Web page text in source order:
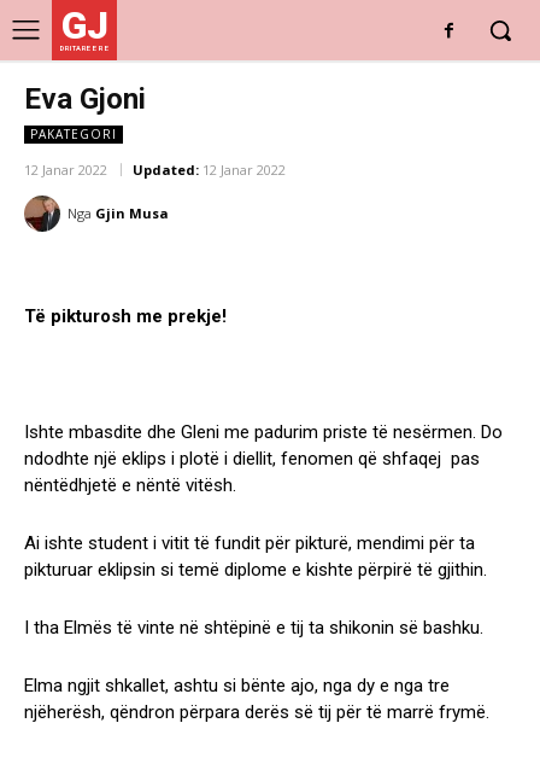
GJ
DRITARE E RE
Eva Gjoni
PAKATEGORI
12 Janar 2022 Updated: 12 Janar 2022
Nga Gjin Musa
Të pikturosh me prekje!
Ishte mbasdite dhe Gleni me padurim priste të nesërmen. Do
ndodhte një eklips i plotë i diellit, fenomen që shfaqej pas
nëntëdhjetë e nëntë vitësh.
Ai ishte student i vitit të fundit për pikturë, mendimi për ta
pikturuar eklipsin si temë diplome e kishte përpirë të gjithin.
I tha Elmës të vinte në shtëpinë e tij ta shikonin së bashku.
Elma ngjit shkallet, ashtu si bënte ajo, nga dy e nga tre
njëherësh, qëndron përpara derës së tij për të marrë frymë.